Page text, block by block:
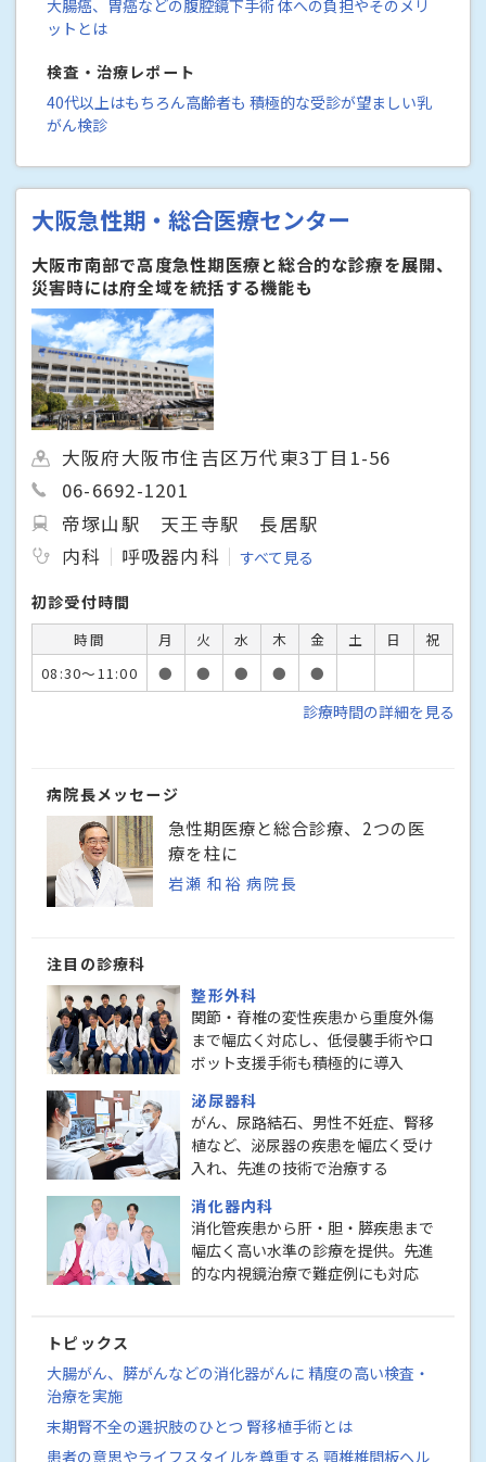
大腸癌、胃癌などの腹腔鏡下手術 体への負担やそのメリ
ットとは
検査・治療レポート
40代以上はもちろん高齢者も 積極的な受診が望ましい乳
がん検診
大阪急性期・総合医療センター
大阪市南部で高度急性期医療と総合的な診療を展開、
災害時には府全域を統括する機能も
大阪府大阪市住吉区万代東3丁目1-56
06-6692-1201
帝塚山駅 天王寺駅 長居駅
内科
呼吸器内科 すべて見る
初診受付時間
時間 月 火 水 木 金 土 日
祝
08:30～11:00
● ● ● ● ●
診療時間の詳細を見る
病院長メッセージ
急性期医療と総合診療、2つの医
療を柱に
岩瀬 和裕 病院長
注目の診療科
整形外科
関節・脊椎の変性疾患から重度外傷
まで幅広く対応し、低侵襲手術やロ
ボット支援手術も積極的に導入
泌尿器科
がん、尿路結石、男性不妊症、腎移
植など、泌尿器の疾患を幅広く受け
入れ、先進の技術で治療する
消化器内科
消化管疾患から肝・胆・膵疾患まで
幅広く高い水準の診療を提供。先進
的な内視鏡治療で難症例にも対応
トピックス
大腸がん、膵がんなどの消化器がんに 精度の高い検査・
治療を実施
末期腎不全の選択肢のひとつ 腎移植手術とは
患者の意思やライフスタイルを尊重する 頸椎椎間板ヘル